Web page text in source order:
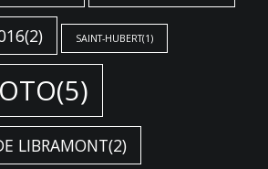
(2) SAINT-HUBERT(1)
(5)
LIBRAMONT(2)